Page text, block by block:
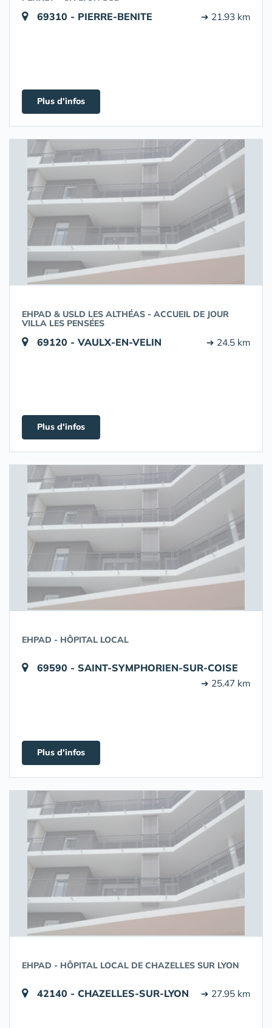
69310 - PIERRE-BENITE ➔ 21.93 km
Plus d'infos
EHPAD & USLD LES ALTHÉAS - ACCUEIL DE JOUR
VILLA LES PENSÉES
69120 - VAULX-EN-VELIN ➔ 24.5 km
Plus d'infos
EHPAD - HÔPITAL LOCAL
69590 - SAINT-SYMPHORIEN-SUR-COISE
➔ 25.47 km
Plus d'infos
EHPAD - HÔPITAL LOCAL DE CHAZELLES SUR LYON
42140 - CHAZELLES-SUR-LYON ➔ 27.95 km